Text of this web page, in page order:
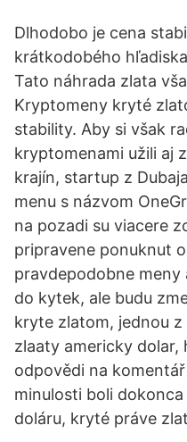
Dlhodobo je cena
krátkodobého
Tato náhrada zlata
Kryptomeny kryté
stability. Aby si však
kryptomenami užili aj
krajín, startup z
menu s názvom
na pozadi su viacere
pripravene ponuknut
pravdepodobne meny
do kytek, ale budu
kryte zlatom, jednou
zlaaty americky dolar,
odpovědi na
minulosti boli
doláru, kryté práve